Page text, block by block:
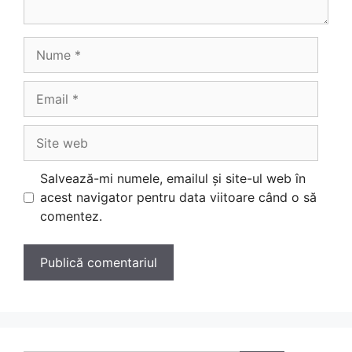
web
Salvează-mi numele, emailul și site-ul web în
acest navigator pentru data viitoare când o să
comentez.